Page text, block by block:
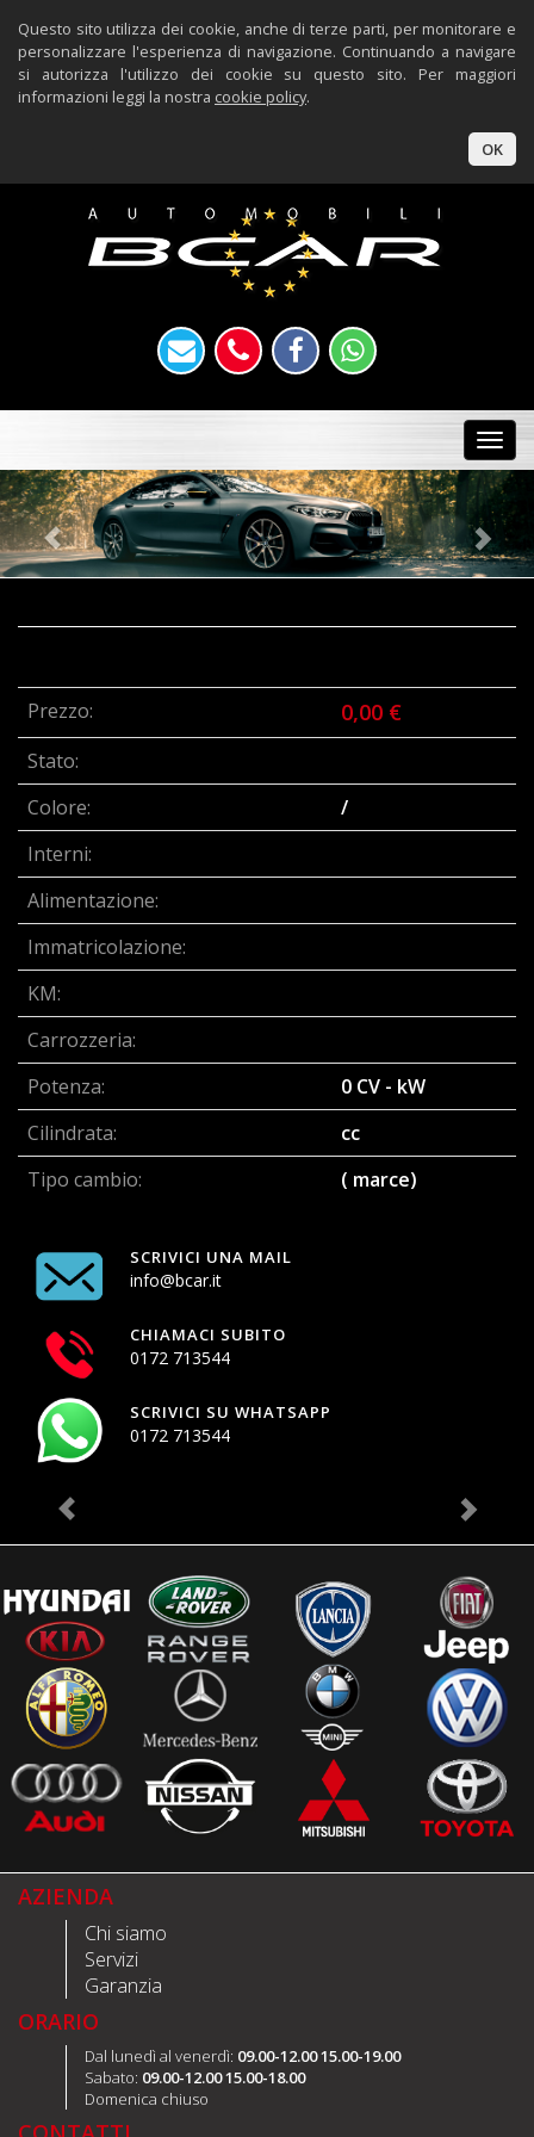
Questo sito utilizza dei cookie, anche di terze parti, per monitorare e
personalizzare l'esperienza di navigazione. Continuando a navigare
si autorizza l'utilizzo dei cookie su questo sito. Per maggiori
informazioni leggi la nostra cookie policy.
OK
Previous
Prezzo: 0,00 €
Stato:
Colore:
/
Interni:
Alimentazione:
Immatricolazione:
KM:
Carrozzeria:
Potenza:
0 CV - kW
Cilindrata:
cc
Tipo cambio:
( marce)
SCRIVICI UNA MAIL
info@bcar.it
CHIAMACI SUBITO
0172 713544
SCRIVICI SU WHATSAPP
0172 713544
AZIENDA
Chi siamo
Servizi
Garanzia
ORARIO
Dal lunedì al venerdì: 09.00-12.00 15.00-19.00
Sabato: 09.00-12.00 15.00-18.00
Domenica chiuso